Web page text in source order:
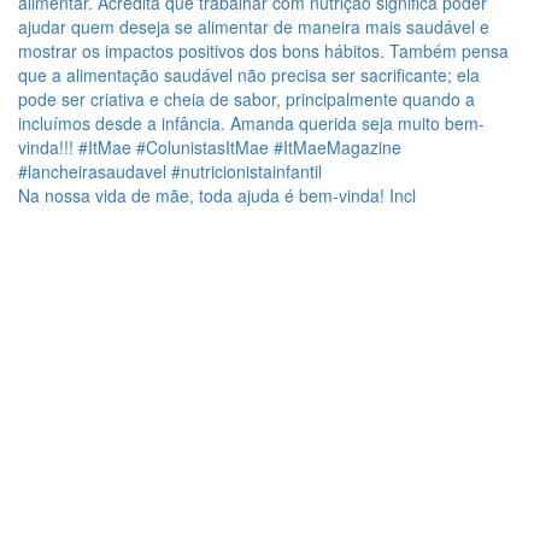
Na nossa vida de mãe, toda ajuda é bem-vinda! Incl